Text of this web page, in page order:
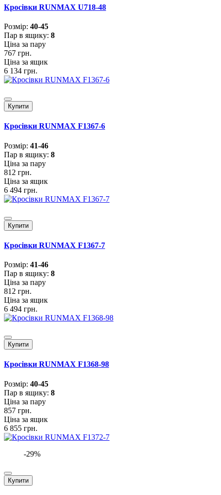
Кросівки RUNMAX U718-48
Розмiр: 40-45
Пар в ящику: 8
Ціна за пару
767 грн.
Ціна за ящик
6 134 грн.
Купити
Кросівки RUNMAX F1367-6
Розмiр: 41-46
Пар в ящику: 8
Ціна за пару
812 грн.
Ціна за ящик
6 494 грн.
Купити
Кросівки RUNMAX F1367-7
Розмiр: 41-46
Пар в ящику: 8
Ціна за пару
812 грн.
Ціна за ящик
6 494 грн.
Купити
Кросівки RUNMAX F1368-98
Розмiр: 40-45
Пар в ящику: 8
Ціна за пару
857 грн.
Ціна за ящик
6 855 грн.
-29%
Купити